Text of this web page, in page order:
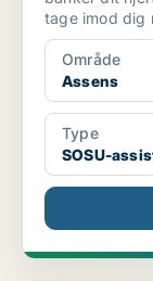
tage imod dig
Område
Assens
Type
SOSU-